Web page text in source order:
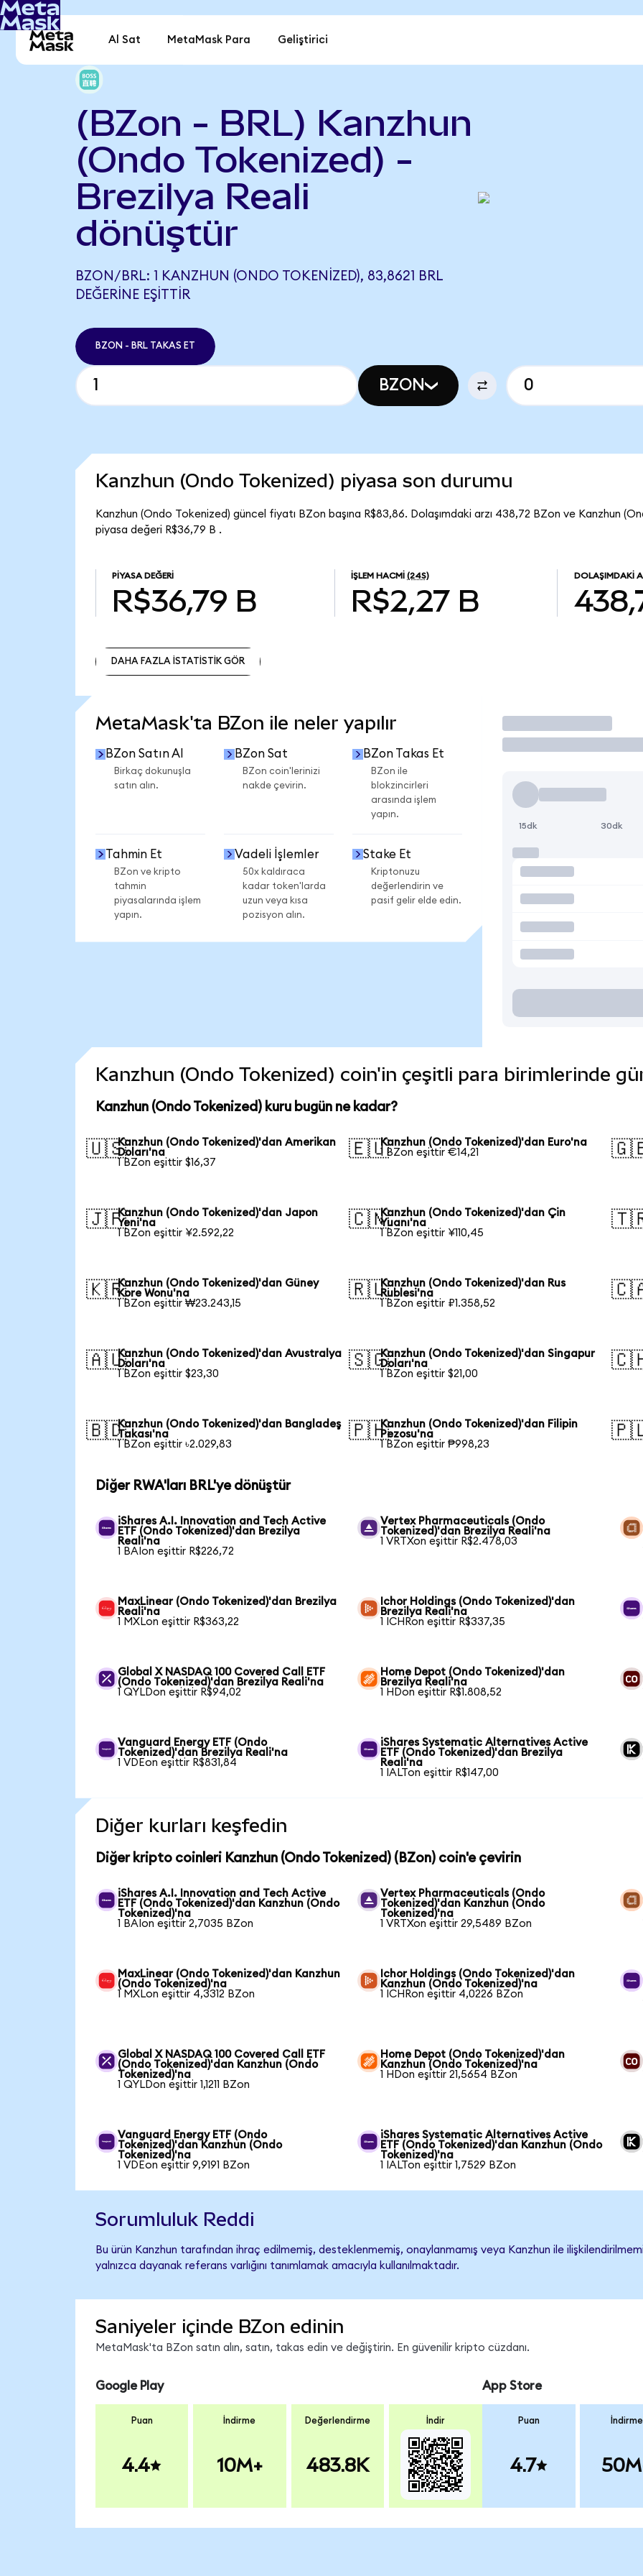
Al Sat MetaMask Para Geliştirici
(BZon - BRL) Kanzhun
(Ondo Tokenized) -
Brezilya Reali
dönüştür
BZON/BRL: 1 KANZHUN (ONDO TOKENIZED), 83,8621 BRL
DEĞERINE EŞITTIR
BZON - BRL TAKAS ET
BZON
Kanzhun (Ondo Tokenized) piyasa son durumu
Kanzhun (Ondo Tokenized) güncel fiyatı BZon başına R$83,86. Dolaşımdaki arzı 438,72 BZon ve Kanzhun
piyasa değeri R$36,79 B .
PIYASA DEĞERI
R$36,79 B
İŞLEM HACMI (24S)
R$2,27 B
DOLAŞIMDAKI
DAHA FAZLA İSTATİSTİK GÖR
MetaMask'ta BZon ile neler yapılır
BZon Satın Al
Birkaç dokunuşla
satın alın.
BZon Sat
BZon coin'lerinizi
nakde çevirin.
BZon Takas Et
BZon ile
blokzincirleri
arasında işlem
yapın.
Tahmin Et
BZon ve kripto
tahmin
piyasalarında işlem
yapın.
Vadeli İşlemler
50x kaldıraca
kadar token'larda
uzun veya kısa
pozisyon alın.
Stake Et
Kriptonuzu
değerlendirin ve
pasif gelir elde edin.
İşlem Yap
15dk 30dk
Kanzhun (Ondo Tokenized) coin'in çeşitli para birimlerinde
Kanzhun (Ondo Tokenized) kuru bugün ne kadar?
🇺🇸Kanzhun (Ondo Tokenized)'dan Amerikan
Doları'na
1 BZon eşittir $16,37
🇪🇺Kanzhun (Ondo Tokenized)'dan Euro'na
1 BZon eşittir €14,21
🇯🇵Kanzhun (Ondo Tokenized)'dan Japon
Yeni'na
1 BZon eşittir ¥2.592,22
🇨🇳Kanzhun (Ondo Tokenized)'dan Çin
Yuanı'na
1 BZon eşittir ¥110,45
🇰🇷Kanzhun (Ondo Tokenized)'dan Güney
Kore Wonu'na
1 BZon eşittir ₩23.243,15
🇷🇺Kanzhun (Ondo Tokenized)'dan Rus
Rublesi'na
1 BZon eşittir ₽1.358,52
🇦🇺Kanzhun (Ondo Tokenized)'dan Avustralya
Doları'na
1 BZon eşittir $23,30
🇸🇬Kanzhun (Ondo Tokenized)'dan Singapur
Doları'na
1 BZon eşittir $21,00
🇧🇩Kanzhun (Ondo Tokenized)'dan Bangladeş
Takası'na
1 BZon eşittir ৳2.029,83
🇵🇭Kanzhun (Ondo Tokenized)'dan Filipin
Pezosu'na
1 BZon eşittir ₱998,23
Diğer RWA'ları BRL'ye dönüştür
iShares A.I. Innovation and Tech Active
ETF (Ondo Tokenized)'dan Brezilya
Reali'na
1 BAIon eşittir R$226,72
Vertex Pharmaceuticals (Ondo
Tokenized)'dan Brezilya Reali'na
1 VRTXon eşittir R$2.478,03
MaxLinear (Ondo Tokenized)'dan Brezilya
Reali'na
1 MXLon eşittir R$363,22
Ichor Holdings (Ondo Tokenized)'dan
Brezilya Reali'na
1 ICHRon eşittir R$337,35
Global X NASDAQ 100 Covered Call ETF
(Ondo Tokenized)'dan Brezilya Reali'na
1 QYLDon eşittir R$94,02
Home Depot (Ondo Tokenized)'dan
Brezilya Reali'na
1 HDon eşittir R$1.808,52
Vanguard Energy ETF (Ondo
Tokenized)'dan Brezilya Reali'na
1 VDEon eşittir R$831,84
iShares Systematic Alternatives Active
ETF (Ondo Tokenized)'dan Brezilya
Reali'na
1 IALTon eşittir R$147,00
Diğer kurları keşfedin
Diğer kripto coinleri Kanzhun (Ondo Tokenized) (BZon) coin'e çevirin
iShares A.I. Innovation and Tech Active
ETF (Ondo Tokenized)'dan Kanzhun (Ondo
Tokenized)'na
1 BAIon eşittir 2,7035 BZon
Vertex Pharmaceuticals (Ondo
Tokenized)'dan Kanzhun (Ondo
Tokenized)'na
1 VRTXon eşittir 29,5489 BZon
MaxLinear (Ondo Tokenized)'dan Kanzhun
(Ondo Tokenized)'na
1 MXLon eşittir 4,3312 BZon
Ichor Holdings (Ondo Tokenized)'dan
Kanzhun (Ondo Tokenized)'na
1 ICHRon eşittir 4,0226 BZon
Global X NASDAQ 100 Covered Call ETF
(Ondo Tokenized)'dan Kanzhun (Ondo
Tokenized)'na
1 QYLDon eşittir 1,1211 BZon
Home Depot (Ondo Tokenized)'dan
Kanzhun (Ondo Tokenized)'na
1 HDon eşittir 21,5654 BZon
Vanguard Energy ETF (Ondo
Tokenized)'dan Kanzhun (Ondo
Tokenized)'na
1 VDEon eşittir 9,9191 BZon
iShares Systematic Alternatives Active
ETF (Ondo Tokenized)'dan Kanzhun (Ondo
Tokenized)'na
1 IALTon eşittir 1,7529 BZon
Sorumluluk Reddi
Bu ürün Kanzhun tarafından ihraç edilmemiş, desteklenmemiş, onaylanmamış veya Kanzhun ile
yalnızca dayanak referans varlığını tanımlamak amacıyla kullanılmaktadır.
Saniyeler içinde BZon edinin
MetaMask'ta BZon satın alın, satın, takas edin ve değiştirin. En güvenilir kripto cüzdanı.
Google Play
Puan
4.4
İndirme
10M+
Değerlendirme
483.8K
İndir
App Store
Puan
4.7
İndirme